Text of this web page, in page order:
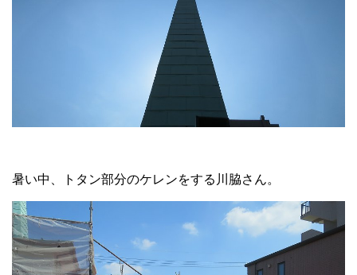
暑い中、トタン部分のケレンをする川脇さん。